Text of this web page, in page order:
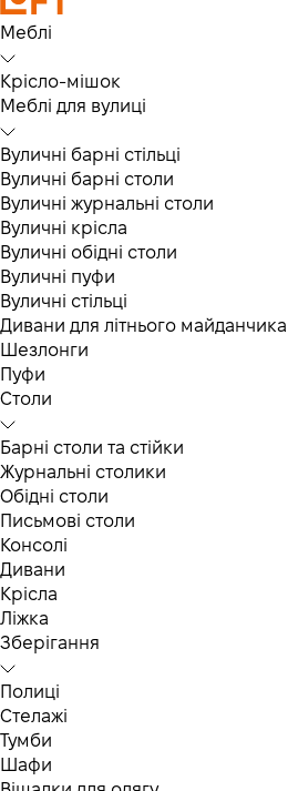
Меблі
Крісло-мішок
Меблі для вулиці
Вуличні барні стільці
Вуличні барні столи
Вуличні журнальні столи
Вуличні крісла
Вуличні обідні столи
Вуличні пуфи
Вуличні стільці
Дивани для літнього майданчика
Шезлонги
Пуфи
Столи
Барні столи та стійки
Журнальні столики
Обідні столи
Письмові столи
Консолі
Дивани
Крісла
Ліжка
Зберігання
Полиці
Стелажі
Тумби
Шафи